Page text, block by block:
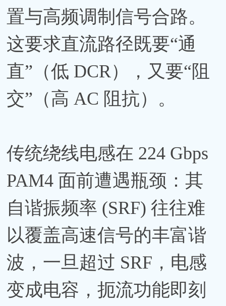
置与高频调制信号合路。
这要求直流路径既要“通
直”（低 DCR），又要“阻
交”（高 AC 阻抗）。
传统绕线电感在 224 Gbps
PAM4 面前遭遇瓶颈：其
自谐振频率 (SRF) 往往难
以覆盖高速信号的丰富谐
波，一旦超过 SRF，电感
变成电容，扼流功能即刻